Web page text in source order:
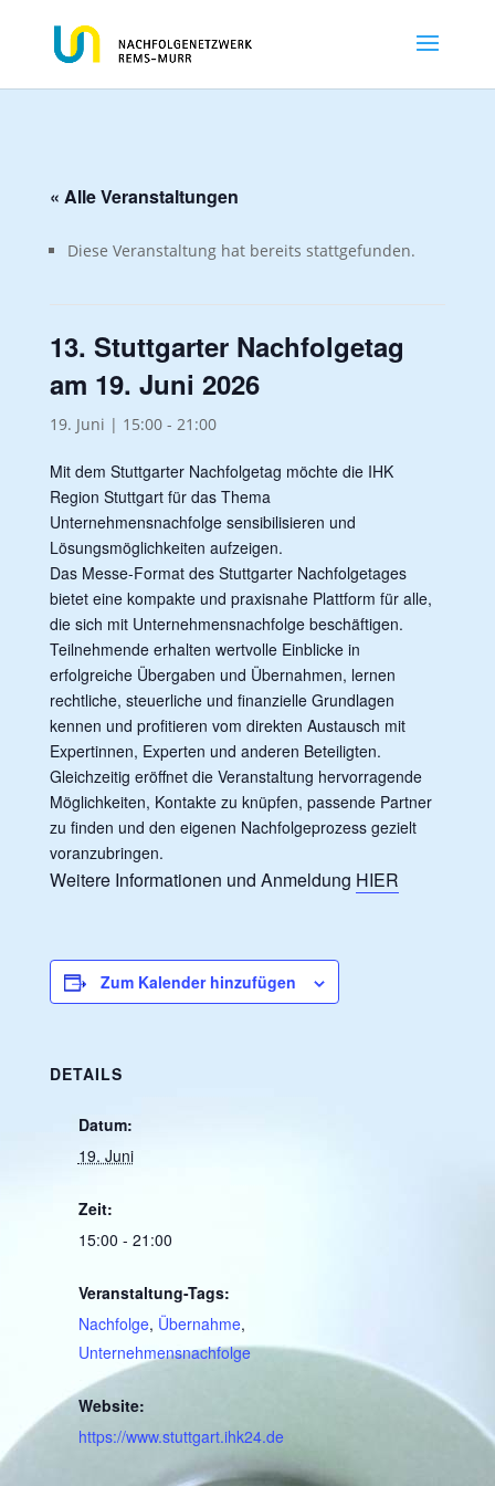
« Alle Veranstaltungen
Diese Veranstaltung hat bereits stattgefunden.
13. Stuttgarter Nachfolgetag
am 19. Juni 2026
19. Juni | 15:00- 21:00
Mit dem Stuttgarter Nachfolgetag möchte die IHK
Region Stuttgart für das Thema
Unternehmensnachfolge sensibilisieren und
Lösungsmöglichkeiten aufzeigen.
Das Messe-Format des Stuttgarter Nachfolgetages
bietet eine kompakte und praxisnahe Plattform für alle,
die sich mit Unternehmensnachfolge beschäftigen.
Teilnehmende erhalten wertvolle Einblicke in
erfolgreiche Übergaben und Übernahmen, lernen
rechtliche, steuerliche und finanzielle Grundlagen
kennen und profitieren vom direkten Austausch mit
Expertinnen, Experten und anderen Beteiligten.
Gleichzeitig eröffnet die Veranstaltung hervorragende
Möglichkeiten, Kontakte zu knüpfen, passende Partner
zu finden und den eigenen Nachfolgeprozess gezielt
voranzubringen.
Weitere Informationen und Anmeldung HIER
Zum Kalender hinzufügen
DETAILS
Datum:
19. Juni
Zeit:
15:00 - 21:00
Veranstaltung-Tags:
Nachfolge, Übernahme,
Unternehmensnachfolge
Website:
https://www.stuttgart.ihk24.de